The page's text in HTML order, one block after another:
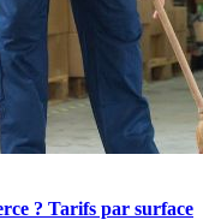
? Tarifs par surface